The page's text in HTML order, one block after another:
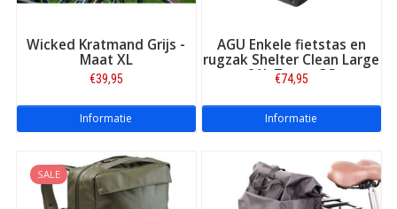
Wicked Kratmand Grijs -
Maat XL
€39,95
Informatie
AGU Enkele fietstas en
rugzak Shelter Clean Large
21L Zwart CG
€74,95
Informatie
SALE